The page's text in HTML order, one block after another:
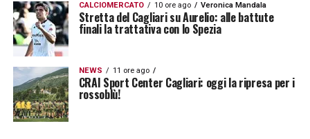
CALCIOMERCATO 10 ore ago Veronica Mandala
Stretta del Cagliari su Aurelio: alle battute
finali la trattativa con lo Spezia
NEWS 11 ore ago
CRAI Sport Center Cagliari: oggi la ripresa per i
rossoblù!